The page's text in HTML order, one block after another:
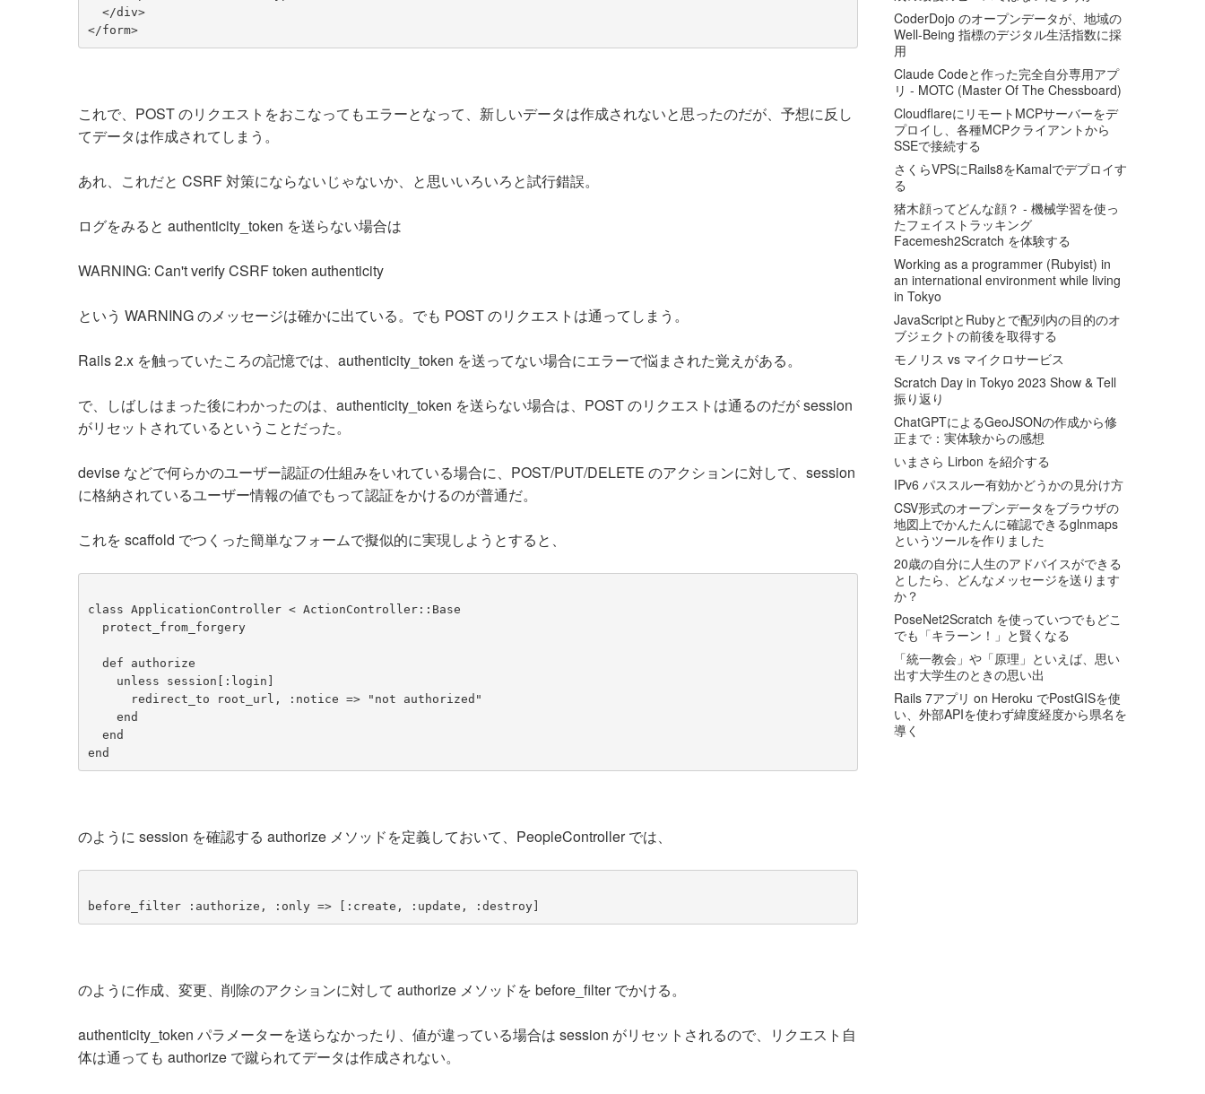
  </div>
</form>
これで、POST のリクエストをおこなってもエラーとなって、新しいデータは作成されないと思ったのだが、予想に反し
てデータは作成されてしまう。
あれ、これだと CSRF 対策にならないじゃないか、と思いいろいろと試行錯誤。
ログをみると authenticity_token を送らない場合は
WARNING: Can't verify CSRF token authenticity
という WARNING のメッセージは確かに出ている。でも POST のリクエストは通ってしまう。
Rails 2.x を触っていたころの記憶では、authenticity_token を送ってない場合にエラーで悩まされた覚えがある。
で、しばしはまった後にわかったのは、authenticity_token を送らない場合は、POST のリクエストは通るのだが session
がリセットされているということだった。
devise などで何らかのユーザー認証の仕組みをいれている場合に、POST/PUT/DELETE のアクションに対して、session
に格納されているユーザー情報の値でもって認証をかけるのが普通だ。
これを scaffold でつくった簡単なフォームで擬似的に実現しようとすると、
class ApplicationController < ActionController::Base
  protect_from_forgery
  def authorize
    unless session[:login]
      redirect_to root_url, :notice => "not authorized"
    end
  end
end
のように session を確認する authorize メソッドを定義しておいて、PeopleController では、
before_filter :authorize, :only => [:create, :update, :destroy]
のように作成、変更、削除のアクションに対して authorize メソッドを before_filter でかける。
authenticity_token パラメーターを送らなかったり、値が違っている場合は session がリセットされるので、リクエスト自
体は通っても authorize で蹴られてデータは作成されない。
CoderDojo のオープンデータが、地域の
Well-Being 指標のデジタル生活指数に採
用
Claude Codeと作った完全自分専用アプ
リ - MOTC (Master Of The Chessboard)
CloudflareにリモートMCPサーバーをデ
プロイし、各種MCPクライアントから
SSEで接続する
さくらVPSにRails8をKamalでデプロイす
る
猪木顔ってどんな顔？ - 機械学習を使っ
たフェイストラッキング
Facemesh2Scratch を体験する
Working as a programmer (Rubyist) in
an international environment while living
in Tokyo
JavaScriptとRubyとで配列内の目的のオ
ブジェクトの前後を取得する
モノリス vs マイクロサービス
Scratch Day in Tokyo 2023 Show & Tell
振り返り
ChatGPTによるGeoJSONの作成から修
正まで：実体験からの感想
いまさら Lirbon を紹介する
IPv6 パススルー有効かどうかの見分け方
CSV形式のオープンデータをブラウザの
地図上でかんたんに確認できるglnmaps
というツールを作りました
20歳の自分に人生のアドバイスができる
としたら、どんなメッセージを送ります
か？
PoseNet2Scratch を使っていつでもどこ
でも「キラーン！」と賢くなる
「統一教会」や「原理」といえば、思い
出す大学生のときの思い出
Rails 7アプリ on Heroku でPostGISを使
い、外部APIを使わず緯度経度から県名を
導く